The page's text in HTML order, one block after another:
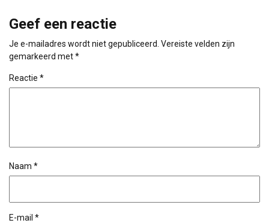
Geef een reactie
Je e-mailadres wordt niet gepubliceerd. Vereiste velden zijn
gemarkeerd met*
Reactie *
Naam *
E-mail *